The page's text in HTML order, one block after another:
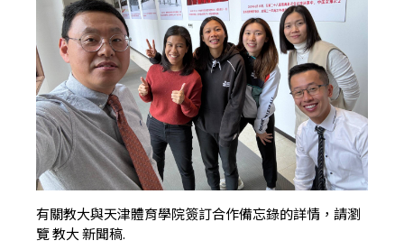
有關教大與天津體育學院簽訂合作備忘錄的詳情，請瀏
覽教大 新聞稿.